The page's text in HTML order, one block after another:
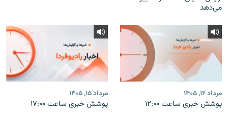
می‌دهد
مرداد ۱۶, ۱۴۰۵
پوشش خبری ساعت ۱۲:۰۰
مرداد ۱۵, ۱۴۰۵
پوشش خبری ساعت ۱۷:۰۰